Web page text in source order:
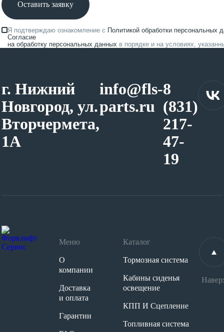
Оставить заявку
Я подтверждаю ознакомление с Политикой обработки персональных
Согласие
на обработку персональных данных в порядке и на условиях,
г. Нижний
Новгород, ул.
Вторчермета,
1А
info@fls-
parts.ru
8
(831)
217-
47-
19
Меню
О
компании
Доставка
и оплата
Гарантии
Каталог
Тормозная система
Кабины сиденья
освещение
КПП И Сцепление
Топливная система